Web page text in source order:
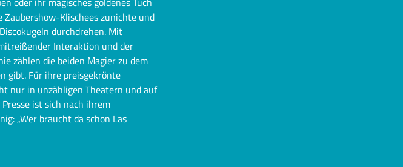
Zaubershow-Klischees zunichte und
durchdrehen. Mit
Interaktion und der
zählen die beiden Magier zu dem
gibt. Für ihre preisgekrönte
nur in unzähligen Theatern und auf
ist sich nach ihrem
„Wer braucht da schon Las